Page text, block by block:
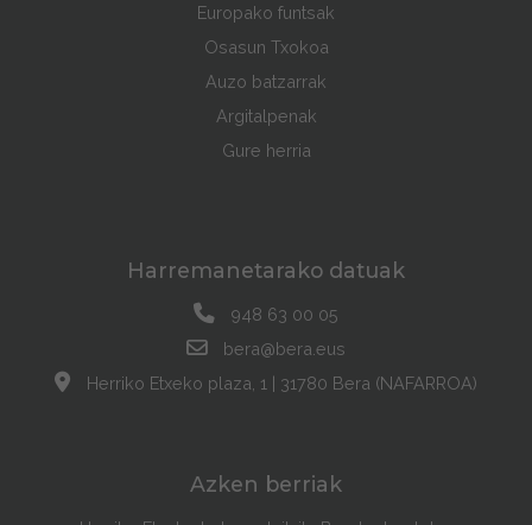
Europako funtsak
Osasun Txokoa
Auzo batzarrak
Argitalpenak
Gure herria
Harremanetarako datuak
948 63 00 05
bera@bera.eus
Herriko Etxeko plaza, 1 | 31780 Bera (NAFARROA)
Azken berriak